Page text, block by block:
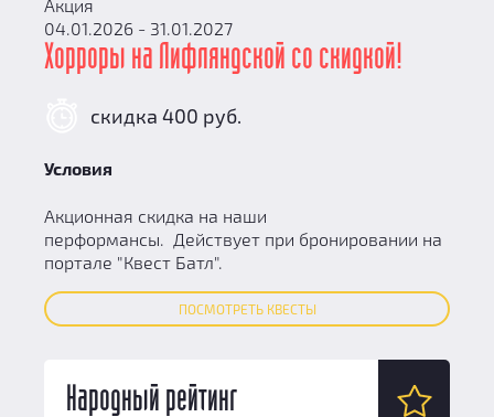
Акция
04.01.2026 - 31.01.2027
Хорроры на Лифляндской со скидкой!
скидка 400 руб.
Условия
Акционная скидка на наши
перформансы. Действует при бронировании на
портале "Квест Батл".
ПОСМОТРЕТЬ КВЕСТЫ
Народный рейтинг